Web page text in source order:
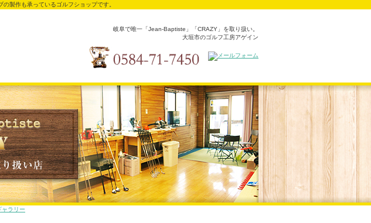
製作も承っているゴルフショップです。
岐阜で唯一「Jean-Baptiste」「CRAZY」を取り扱い。
大垣市のゴルフ工房アゲイン